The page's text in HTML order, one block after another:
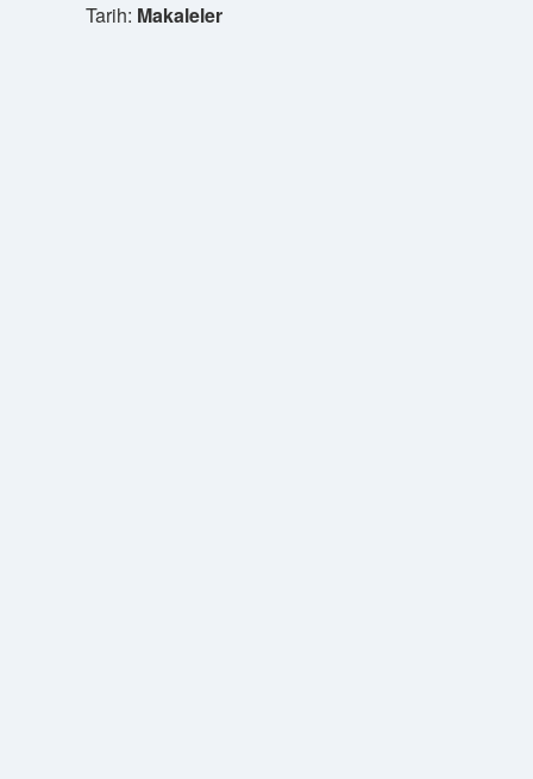
Tarih: Makaleler